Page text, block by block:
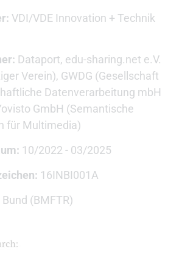
VDI/VDE Innovation + Technik
Dataport, edu-sharing.net e.V.
Verein), GWDG (Gesellschaft
Datenverarbeitung mbH
GmbH (Semantische
für Multimedia)
10/2022 - 03/2025
16INBI001A
Bund (BMFTR)